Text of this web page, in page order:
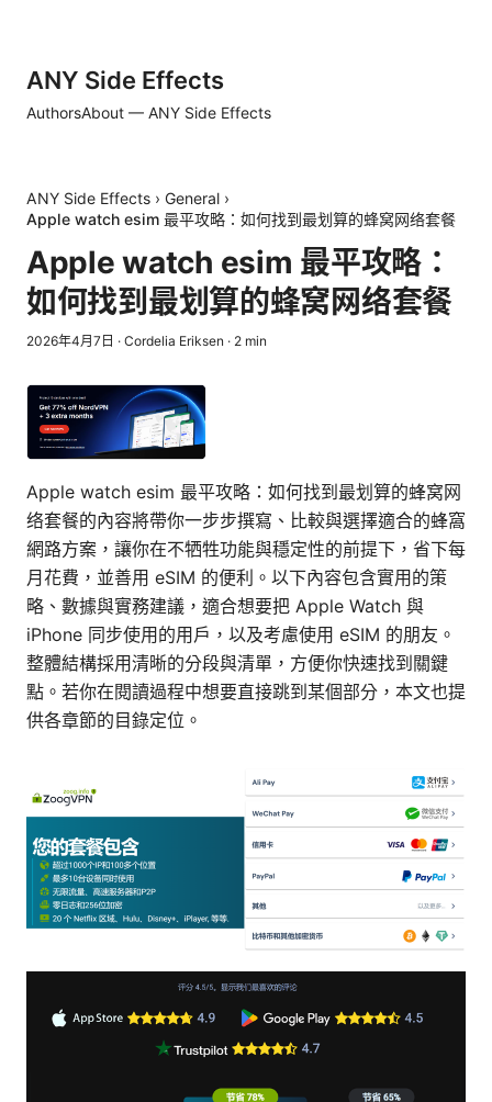
ANY Side Effects
AuthorsAbout — ANY Side Effects
ANY Side Effects › General ›
Apple watch esim 最平攻略：如何找到最划算的蜂窝网络套餐
Apple watch esim 最平攻略：
如何找到最划算的蜂窝网络套餐
2026年4月7日 · Cordelia Eriksen · 2 min
Apple watch esim 最平攻略：如何找到最划算的蜂窝网
络套餐的內容將帶你一步步撰寫、比較與選擇適合的蜂窩
網路方案，讓你在不牺牲功能與穩定性的前提下，省下每
月花費，並善用 eSIM 的便利。以下內容包含實用的策
略、數據與實務建議，適合想要把 Apple Watch 與
iPhone 同步使用的用戶，以及考慮使用 eSIM 的朋友。
整體結構採用清晰的分段與清單，方便你快速找到關鍵
點。若你在閱讀過程中想要直接跳到某個部分，本文也提
供各章節的目錄定位。